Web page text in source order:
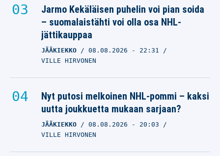
Jarmo Kekäläisen puhelin voi pian soida
– suomalaistähti voi olla osa NHL-
jättikauppaa
JÄÄKIEKKO 08.08.2026 - 22:31
VILLE HIRVONEN
Nyt putosi melkoinen NHL-pommi – kaksi
uutta joukkuetta mukaan sarjaan?
JÄÄKIEKKO 08.08.2026 - 20:03
VILLE HIRVONEN